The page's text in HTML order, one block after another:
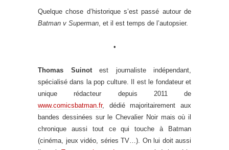
Quelque chose d’historique s’est passé autour de
Batman v Superman , et il est temps de l’autopsier.
•
Thomas Suinot est journaliste indépendant,
spécialisé dans la pop culture. Il est le fondateur et
unique rédacteur depuis 2011 de
www.comicsbatman.fr, dédié majoritairement aux
bandes dessinées sur le Chevalier Noir mais où il
chronique aussi tout ce qui touche à Batman
(cinéma, jeux vidéo, séries TV…). On lui doit aussi